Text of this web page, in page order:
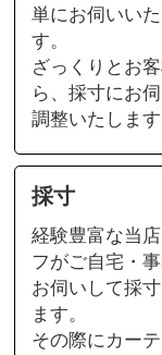
単にお伺いいた
す。
ざっくりとお
ら、採寸にお
調整いたします
採寸
経験豊富な当
フがご自宅・
お伺いして採
ます。
その際にカー